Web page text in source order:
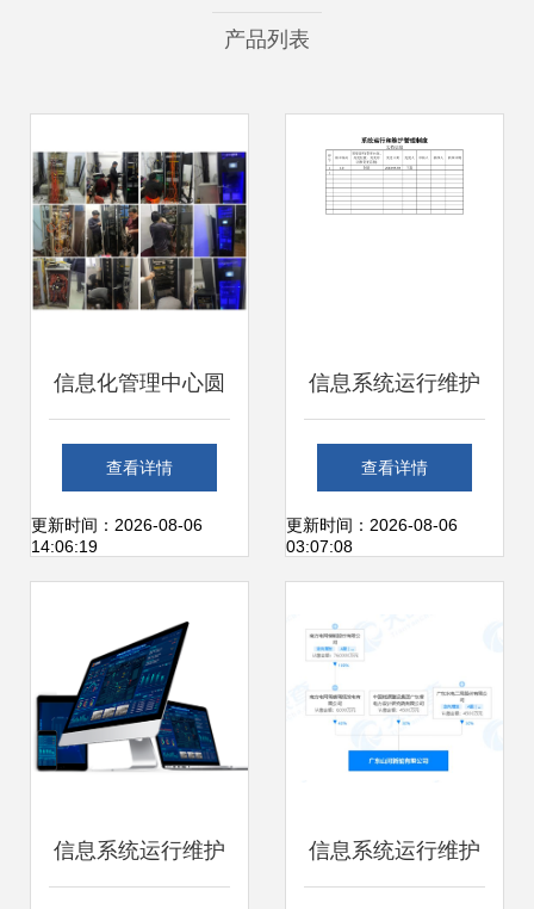
产品列表
信息化管理中心圆
满完成部分楼宇弱
电间升级改造与信
务
查看详情
更新时间：2026-08-06
14:06:19
信息系统运行维护
服务管理制度
查看详情
更新时间：2026-08-06
03:07:08
信息系统运行维护 信息系统运行维护